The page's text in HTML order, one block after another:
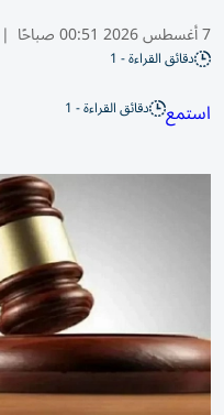
7 أغسطس 2026 00:51 صباحًا |
دقائق القراءة - 1
استمع دقائق القراءة - 1